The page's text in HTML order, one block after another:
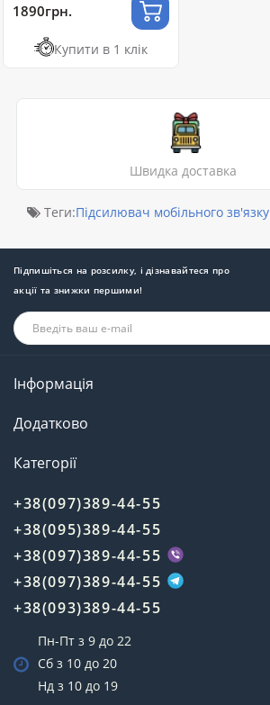
1890грн.
Купити в 1 клік
Швидка доставка
Теги:Підсилювач мобільного зв'язку
Підпишіться на розсилку, і дізнавайтеся про
акції та знижки першими!
Інформація
Додатково
Категорії
+38(097)389-44-55
+38(095)389-44-55
+38(097)389-44-55
+38(097)389-44-55
+38(093)389-44-55
Пн-Пт з 9 до 22
Сб з 10 до 20
Нд з 10 до 19